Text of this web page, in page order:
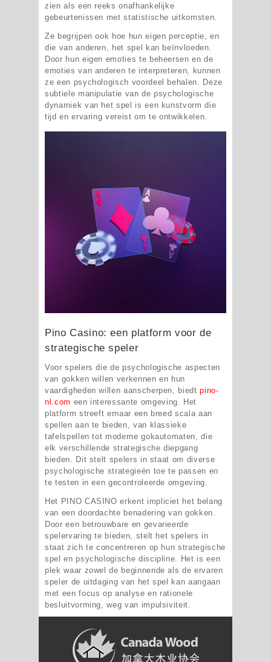
zien als een reeks onafhankelijke
gebeurtenissen met statistische uitkomsten.
Ze begrijpen ook hoe hun eigen perceptie, en
die van anderen, het spel kan beïnvloeden.
Door hun eigen emoties te beheersen en de
emoties van anderen te interpreteren, kunnen
ze een psychologisch voordeel behalen. Deze
subtiele manipulatie van de psychologische
dynamiek van het spel is een kunstvorm die
tijd en ervaring vereist om te ontwikkelen.
Pino Casino: een platform voor de
strategische speler
Voor spelers die de psychologische aspecten
van gokken willen verkennen en hun
vaardigheden willen aanscherpen, biedtpino-
nl.com een interessante omgeving. Het
platform streeft ernaar een breed scala aan
spellen aan te bieden, van klassieke
tafelspellen tot moderne gokautomaten, die
elk verschillende strategische diepgang
bieden. Dit stelt spelers in staat om diverse
psychologische strategieën toe te passen en
te testen in een gecontroleerde omgeving.
Het PINO CASINO erkent impliciet het belang
van een doordachte benadering van gokken.
Door een betrouwbare en gevarieerde
spelervaring te bieden, stelt het spelers in
staat zich te concentreren op hun strategische
spel en psychologische discipline. Het is een
plek waar zowel de beginnende als de ervaren
speler de uitdaging van het spel kan aangaan
met een focus op analyse en rationele
besluitvorming, weg van impulsiviteit.